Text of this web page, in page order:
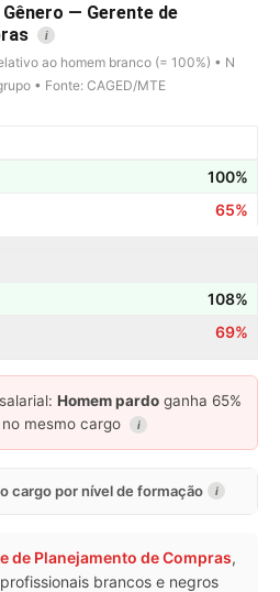
— Gerente de
i
ao homem branco (= 100%) • N
• Fonte: CAGED/MTE
100%
65%
108%
69%
Homem pardo ganha 65%
mesmo cargo
i
cargo por nível de formação i
de Planejamento de Compras,
brancos e negros